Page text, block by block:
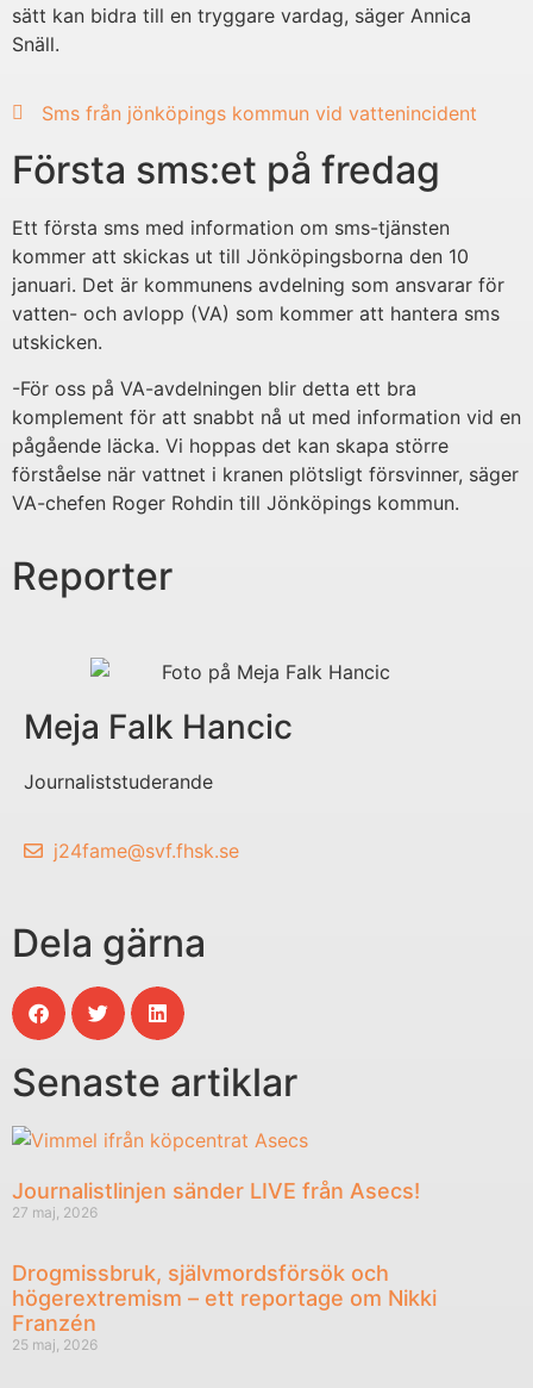
sätt kan bidra till en tryggare vardag, säger Annica
Snäll.
Sms från jönköpings kommun vid vattenincident
Första sms:et på fredag
Ett första sms med information om sms-tjänsten
kommer att skickas ut till Jönköpingsborna den 10
januari. Det är kommunens avdelning som ansvarar för
vatten- och avlopp (VA) som kommer att hantera sms
utskicken.
-För oss på VA-avdelningen blir detta ett bra
komplement för att snabbt nå ut med information vid en
pågående läcka. Vi hoppas det kan skapa större
förståelse när vattnet i kranen plötsligt försvinner, säger
VA-chefen Roger Rohdin till Jönköpings kommun.
Reporter
Meja Falk Hancic
Journaliststuderande
j24fame@svf.fhsk.se
Dela gärna
Senaste artiklar
Journalistlinjen sänder LIVE från Asecs!
27 maj, 2026
Drogmissbruk, självmordsförsök och
högerextremism – ett reportage om Nikki
Franzén
25 maj, 2026